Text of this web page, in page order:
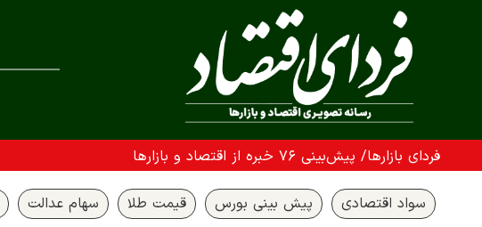
فردای بازارها/ پیش‌بینی ۷۶ خبره از اقتصاد و بازارها
سواد اقتصادی پیش بینی بورس قیمت طلا سهام عدالت